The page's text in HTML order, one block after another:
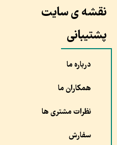
نقشه ی سایت
پشتیبانی
درباره ما
همکاران ما
نظرات مشتری ها
سفارش